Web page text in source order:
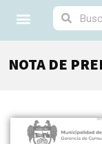
NOTA DE